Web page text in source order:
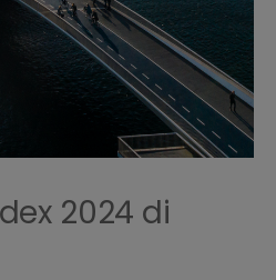
2024 di